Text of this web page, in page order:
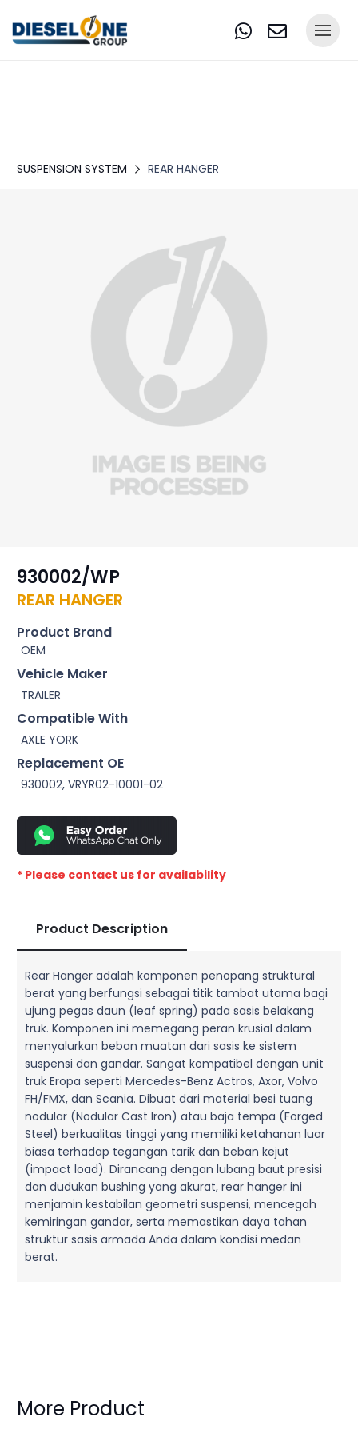
SUSPENSION SYSTEM REAR HANGER
930002/WP
REAR HANGER
Product Brand
OEM
Vehicle Maker
TRAILER
Compatible With
AXLE YORK
Replacement OE
930002, VRYR02-10001-02
* Please contact us for availability
Product Description
Rear Hanger adalah komponen penopang struktural
berat yang berfungsi sebagai titik tambat utama bagi
ujung pegas daun (leaf spring) pada sasis belakang
truk. Komponen ini memegang peran krusial dalam
menyalurkan beban muatan dari sasis ke sistem
suspensi dan gandar. Sangat kompatibel dengan unit
truk Eropa seperti Mercedes-Benz Actros, Axor, Volvo
FH/FMX, dan Scania. Dibuat dari material besi tuang
nodular (Nodular Cast Iron) atau baja tempa (Forged
Steel) berkualitas tinggi yang memiliki ketahanan luar
biasa terhadap tegangan tarik dan beban kejut
(impact load). Dirancang dengan lubang baut presisi
dan dudukan bushing yang akurat, rear hanger ini
menjamin kestabilan geometri suspensi, mencegah
kemiringan gandar, serta memastikan daya tahan
struktur sasis armada Anda dalam kondisi medan
berat.
More Product